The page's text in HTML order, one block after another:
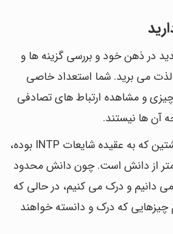
در ذهن خود و بررسی گزینه ها و
می برید. شما استعداد خاصی
چیزی و مشاهده ارتباط های تصادفی
آن ها نیستند.
همانطور که آلبرت انیشتین که به عقیده شایعات INTP بوده،
از دانش است. چون دانش محدود
دانیم و درک می کنیم، در حالی که
چیزهایی که درک و دانسته خواهند